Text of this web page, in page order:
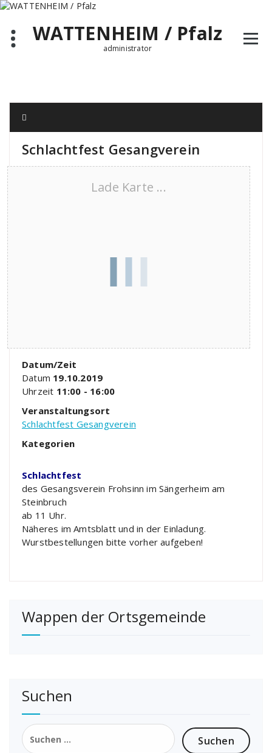
Zum
springenWATTENHEIM / Pfalz
administrator
Schlachtfest Gesangverein
Lade Karte ...
Datum/Zeit
Datum 19.10.2019
Uhrzeit 11:00 - 16:00
Veranstaltungsort
Schlachtfest Gesangverein
Kategorien
Schlachtfest
des Gesangsverein Frohsinn im Sängerheim am
Steinbruch
ab 11 Uhr.
Näheres im Amtsblatt und in der Einladung.
Wurstbestellungen bitte vorher aufgeben!
Wappen der Ortsgemeinde
Suchen
Suchen
nach: